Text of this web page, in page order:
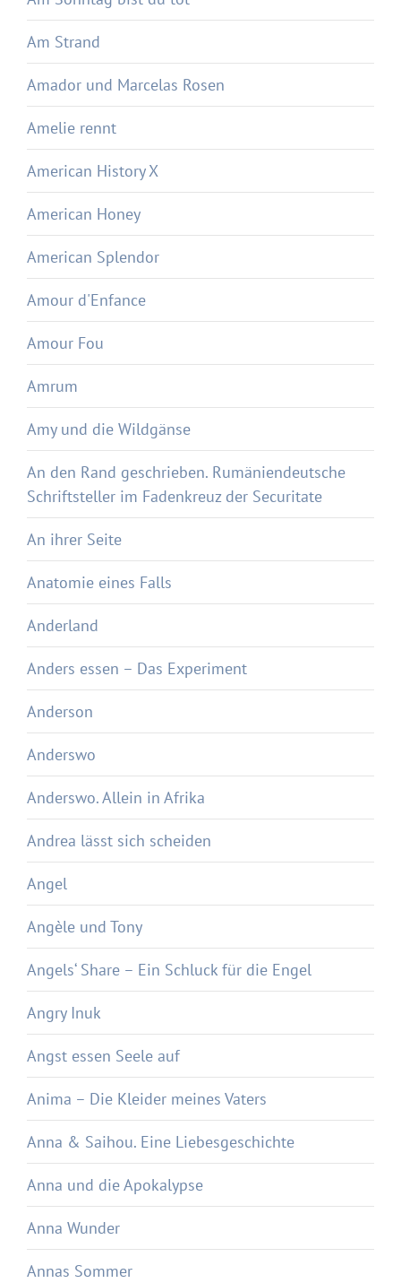
Am Strand
Amador und Marcelas Rosen
Amelie rennt
American History X
American Honey
American Splendor
Amour d'Enfance
Amour Fou
Amrum
Amy und die Wildgänse
An den Rand geschrieben. Rumäniendeutsche
Schriftsteller im Fadenkreuz der Securitate
An ihrer Seite
Anatomie eines Falls
Anderland
Anders essen – Das Experiment
Anderson
Anderswo
Anderswo. Allein in Afrika
Andrea lässt sich scheiden
Angel
Angèle und Tony
Angels‘ Share – Ein Schluck für die Engel
Angry Inuk
Angst essen Seele auf
Anima – Die Kleider meines Vaters
Anna & Saihou. Eine Liebesgeschichte
Anna und die Apokalypse
Anna Wunder
Annas Sommer